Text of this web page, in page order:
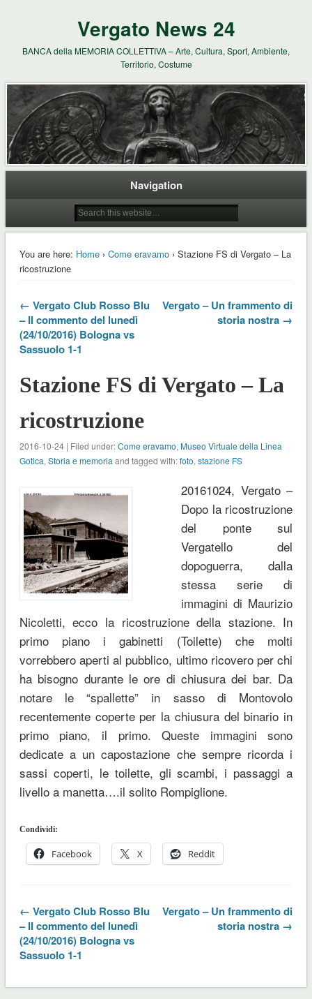
Vergato News 24
BANCA della MEMORIA COLLETTIVA – Arte, Cultura, Sport, Ambiente,
Territorio, Costume
Navigation
You are here: Home› Come eravamo› Stazione FS di Vergato – La
ricostruzione
← Vergato Club Rosso Blu
– Il commento del lunedì
(24/10/2016) Bologna vs
Sassuolo 1-1
Vergato – Un frammento di
storia nostra →
Stazione FS di Vergato – La
ricostruzione
2016-10-24 | Filed under:Come eravamo, Museo Virtuale della Linea
Gotica, Storia e memoria and tagged with:foto, stazione FS
20161024, Vergato –
Dopo la ricostruzione
del ponte sul
Vergatello del
dopoguerra, dalla
stessa serie di
immagini di Maurizio
Nicoletti, ecco la ricostruzione della stazione. In
primo piano i gabinetti (Toilette) che molti
vorrebbero aperti al pubblico, ultimo ricovero per chi
ha bisogno durante le ore di chiusura dei bar. Da
notare le “spallette” in sasso di Montovolo
recentemente coperte per la chiusura del binario in
primo piano, il primo. Queste immagini sono
dedicate a un capostazione che sempre ricorda i
sassi coperti, le toilette, gli scambi, i passaggi a
livello a manetta….il solito Rompiglione.
Condividi:
Facebook X Reddit
← Vergato Club Rosso Blu
– Il commento del lunedì
(24/10/2016) Bologna vs
Sassuolo 1-1
Vergato – Un frammento di
storia nostra →